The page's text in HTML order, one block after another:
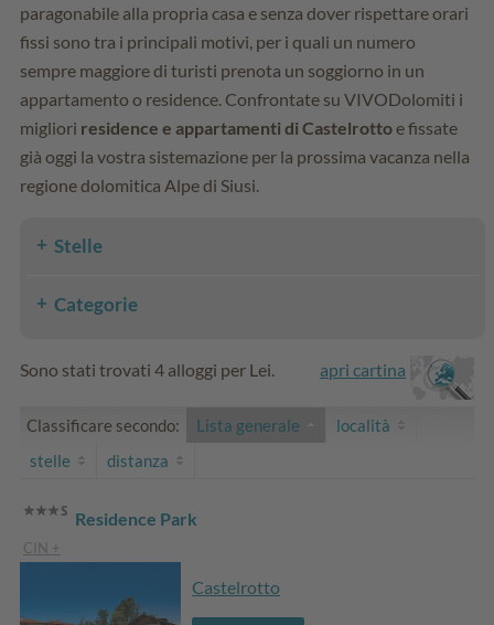
paragonabile alla propria casa e senza dover rispettare orari
fissi sono tra i principali motivi, per i quali un numero
sempre maggiore di turisti prenota un soggiorno in un
appartamento o residence. Confrontate su VIVODolomiti i
migliori residence e appartamenti di Castelrottoe fissate
già oggi la vostra sistemazione per la prossima vacanza nella
regione dolomitica Alpe di Siusi.
Stelle
Categorie
apri cartina
Sono stati trovati 4 alloggi per Lei.
Classificare secondo: Lista generale
località
stelle
distanza
Residence Park
CIN +
Castelrotto